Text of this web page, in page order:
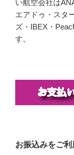
い航空会社は
エアドゥ・スタ
ズ・IBEX・
す。
お振込みをご